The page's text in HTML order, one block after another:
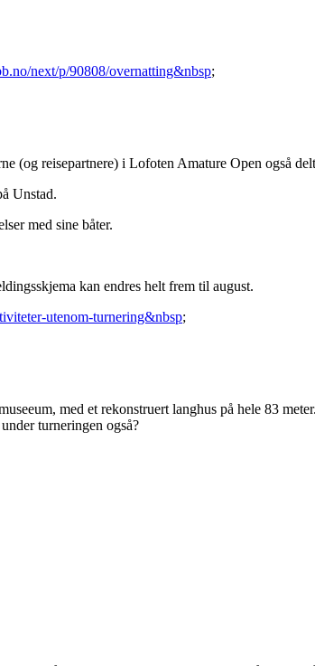
next/p/90808/overnatting&nbsp;
(og reisepartnere) i Lofoten Amature Open også
Unstad.
med sine båter.
kan endres helt frem til august.
utenom-turnering&nbsp;
med et rekonstruert langhus på hele 83
turneringen også?